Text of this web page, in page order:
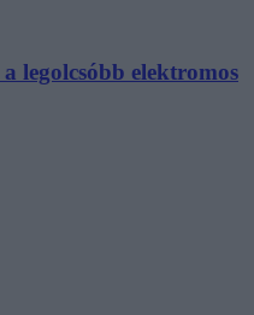
legolcsóbb elektromos